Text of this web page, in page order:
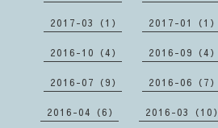
2017-03（1） 2017-01（1）
2016-10（4） 2016-09（4）
2016-07（9） 2016-06（7）
2016-04（6） 2016-03（10）